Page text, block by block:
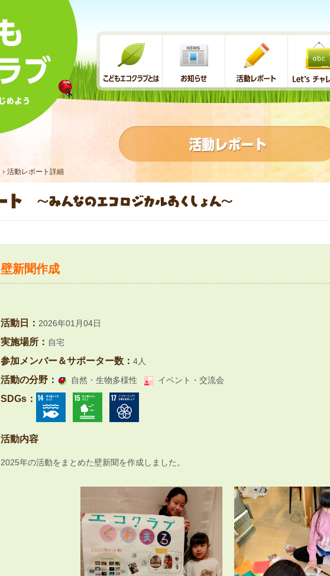
活動レポート詳細
壁新聞作成
活動日： 2026年01月04日
実施場所： 自宅
参加メンバー＆サポーター数： 4人
活動の分野： 自然・生物多様性 イベント・交流会
SDGs：
活動内容
2025年の活動をまとめた壁新聞を作成しました。